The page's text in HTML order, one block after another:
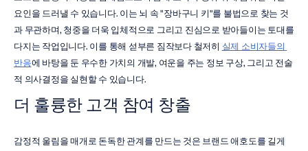
요인을 드러낼 수 있습니다. 이는 뇌 속 "장바구니 키"를 불법으로 찾는 것
과 무관하며, 청중을 더욱 입체적으로 그리고 진심으로 받아들이는 토대를
다지는 작업입니다. 이를 통해 섣부른 짐작보다 철저히 실제 소비자들의
반응에 바탕을 둔 우수한 가치의 개발, 여운을 주는 정보 구상, 그리고 전술
적 의사결정을 실현할 수 있습니다.
더 훌륭한 고객 참여 창출
감정적 울림을 매개로 돈독한 관계를 만드는 것은 브랜드 애호도를 길게